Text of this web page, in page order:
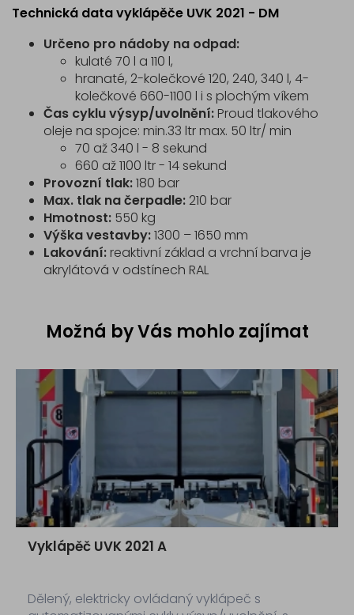
Technická data vyklápěče UVK 2021 - DM
Určeno pro nádoby na odpad:
kulaté 70 l a 110 l,
hranaté, 2-kolečkové 120, 240, 340 l, 4-
kolečkové 660-1100 l i s plochým víkem
Čas cyklu výsyp/uvolnění: Proud tlakového
oleje na spojce: min.33 ltr max. 50 ltr/ min
70 až 340 l - 8 sekund
660 až 1100 ltr - 14 sekund
Provozní tlak:180 bar
Max. tlak na čerpadle: 210 bar
Hmotnost: 550 kg
Výška vestavby:1300 – 1650 mm
Lakování: reaktivní základ a vrchní barva je
akrylátová v odstínech RAL
Možná by Vás mohlo zajímat
Vyklápěč UVK 2021 A
Dělený, elektricky ovládaný vyklápeč s